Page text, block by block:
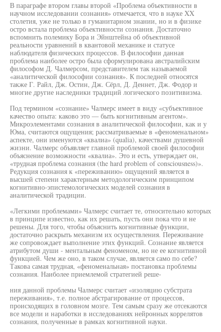
В параграфе втором главы второй «Проблема объективности в
научном исследовании сознания» отмечается, что в науке XX
столетия, уже не только в гуманитарном знании, но и в физике
остро встала проблема объективности сознания. Достаточно
вспомнить полемику Бора и Эйнштейна об объективной
реальности уравнений в квантовой механике и статусе
наблюдателя физических процессов. В философии данная
проблема наиболее остро была сформулирована австралийским
философом Д. Чалмерсом, представителем так называемой
«аналитической философии сознания». К последней относятся
также Г. Райл, Дж. Остин, Дж. Сёрл, Д. Деннет, Дж. Фодор и
многие другие наследники традиций логического позитивизма.
Под термином «сознание» Чалмерс имеет в виду «субъективное
качество опыта: каково это — быть когнитивным агентом».
Микроэлементами сознания в аналитической философии, как и у
Юма, считаются ощущения; рассматриваемые в «феноменальном»
аспекте, они именуются «квалиа» (qualia), качествами душевной
жизни. Чалмерс объявляет главной проблемой своей философии
объяснение возможности «квалиа». Это и есть, утверждает он,
«трудная проблема сознания (the hard problem of consciousness)».
Редукция сознания к «переживанию» ощущений является в
высшей степени характерным методологическим принципом
когнитивно-эпистемологических моделей сознания в
аналитической традиции.
«Легкими проблемами» Чалмерс считает те, относительно которых
в принципе известно, как их решать, пусть они пока что и не
решены. Для того, чтобы объяснить когнитивные функции,
достаточно раскрыть механизм их осуществления. Переживание
же сопровождает выполнение этих функций. Сознание является
атрибутом души - ментальным феноменом, но не ее когнитивной
функцией. Чем же оно, в таком случае, является само по себе?
Такова самая трудная, «феноменальная» постановка проблемы
сознания. Наиболее приемлемой стратегией реше-
ния данной проблемы Чалмерс считает «изоляцию субстрата
переживания», т.е. полное абстрагирование от процессов,
происходящих в головном мозге. Тем самым сразу же отсекаются
все модели и наработки в исследованиях нейронных коррелятов
сознания, полученные в рамках когнитивной науки.